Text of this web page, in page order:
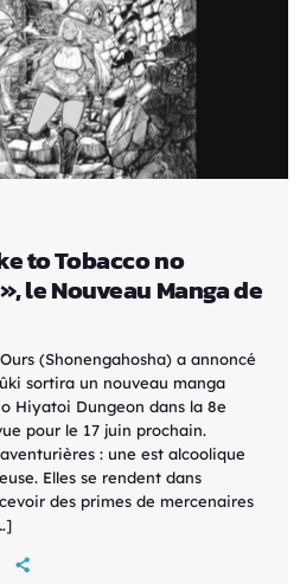
to Tobacco no
le Nouveau Manga de
(Shonengahosha) a annoncé
sortira un nouveau manga
Hiyatoi Dungeon dans la 8e
pour le 17 juin prochain.
: une est alcoolique
Elles se rendent dans
des primes de mercenaires